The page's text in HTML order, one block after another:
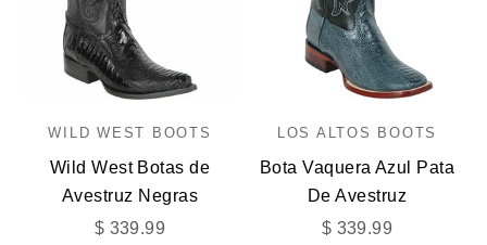
WILD WEST BOOTS
Wild West Botas de
Avestruz Negras
Precio de oferta
$ 339.99
LOS ALTOS BOOTS
Bota Vaquera Azul Pata
De Avestruz
Precio de oferta
$ 339.99